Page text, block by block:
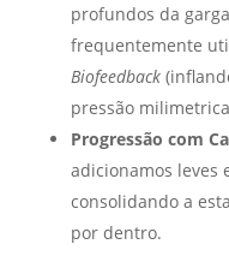
profundos da
frequentemente
Biofeedback
pressão
Progressão com
adicionamos leves
consolidando a
por dentro.